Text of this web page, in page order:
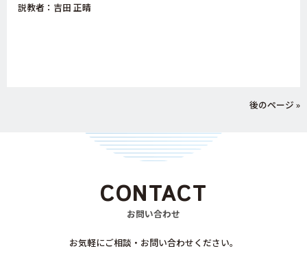
説教者：吉田 正晴
後のページ »
CONTACT
お問い合わせ
お気軽にご相談・お問い合わせください。